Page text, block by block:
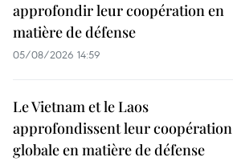
approfondir leur coopération en
matière de défense
05/08/2026 14:59
Le Vietnam et le Laos
approfondissent leur coopération
globale en matière de défense